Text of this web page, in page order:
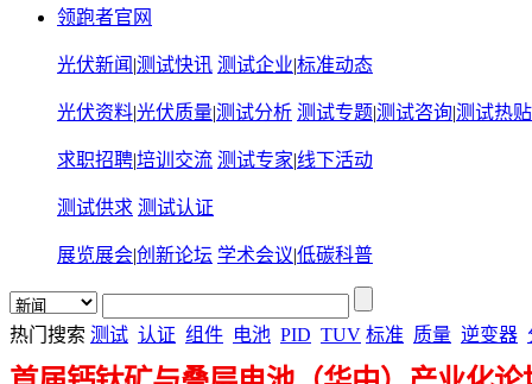
领跑者官网
光伏新闻 |测试快讯 测试企业|标准动态
光伏资料|光伏质量|测试分析 测试专题|测试咨询|测试热贴
求职招聘|培训交流 测试专家|线下活动
测试供求 测试认证
展览展会|创新论坛 学术会议|低碳科普
热门搜索 测试 认证 组件 电池 PID TUV 标准 质量 逆变器